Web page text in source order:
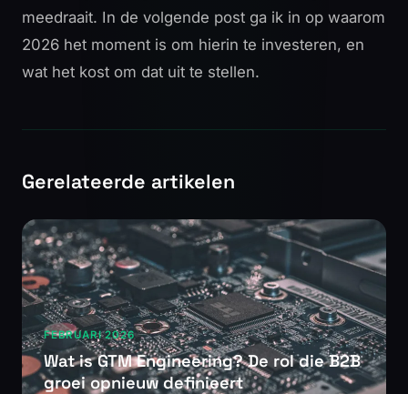
meedraait. In de volgende post ga ik in op waarom
2026 het moment is om hierin te investeren, en
wat het kost om dat uit te stellen.
Gerelateerde artikelen
FEBRUARI 2026
Wat is GTM Engineering? De rol die B2B
groei opnieuw definieert